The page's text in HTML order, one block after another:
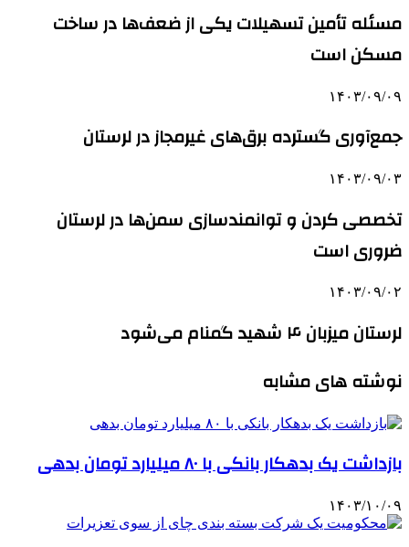
مسئله تأمین تسهیلات یکی از ضعف‌ها در ساخت
مسکن است
۱۴۰۳/۰۹/۰۹
جمع‌آوری گسترده برق‌های غیرمجاز در لرستان
۱۴۰۳/۰۹/۰۳
تخصصی کردن و توانمندسازی سمن‌ها در لرستان
ضروری است
۱۴۰۳/۰۹/۰۲
لرستان میزبان ۴ شهید گمنام می‌شود
نوشته های مشابه
بازداشت یک بدهکار بانکی با ۸۰ میلیارد تومان بدهی
۱۴۰۳/۱۰/۰۹